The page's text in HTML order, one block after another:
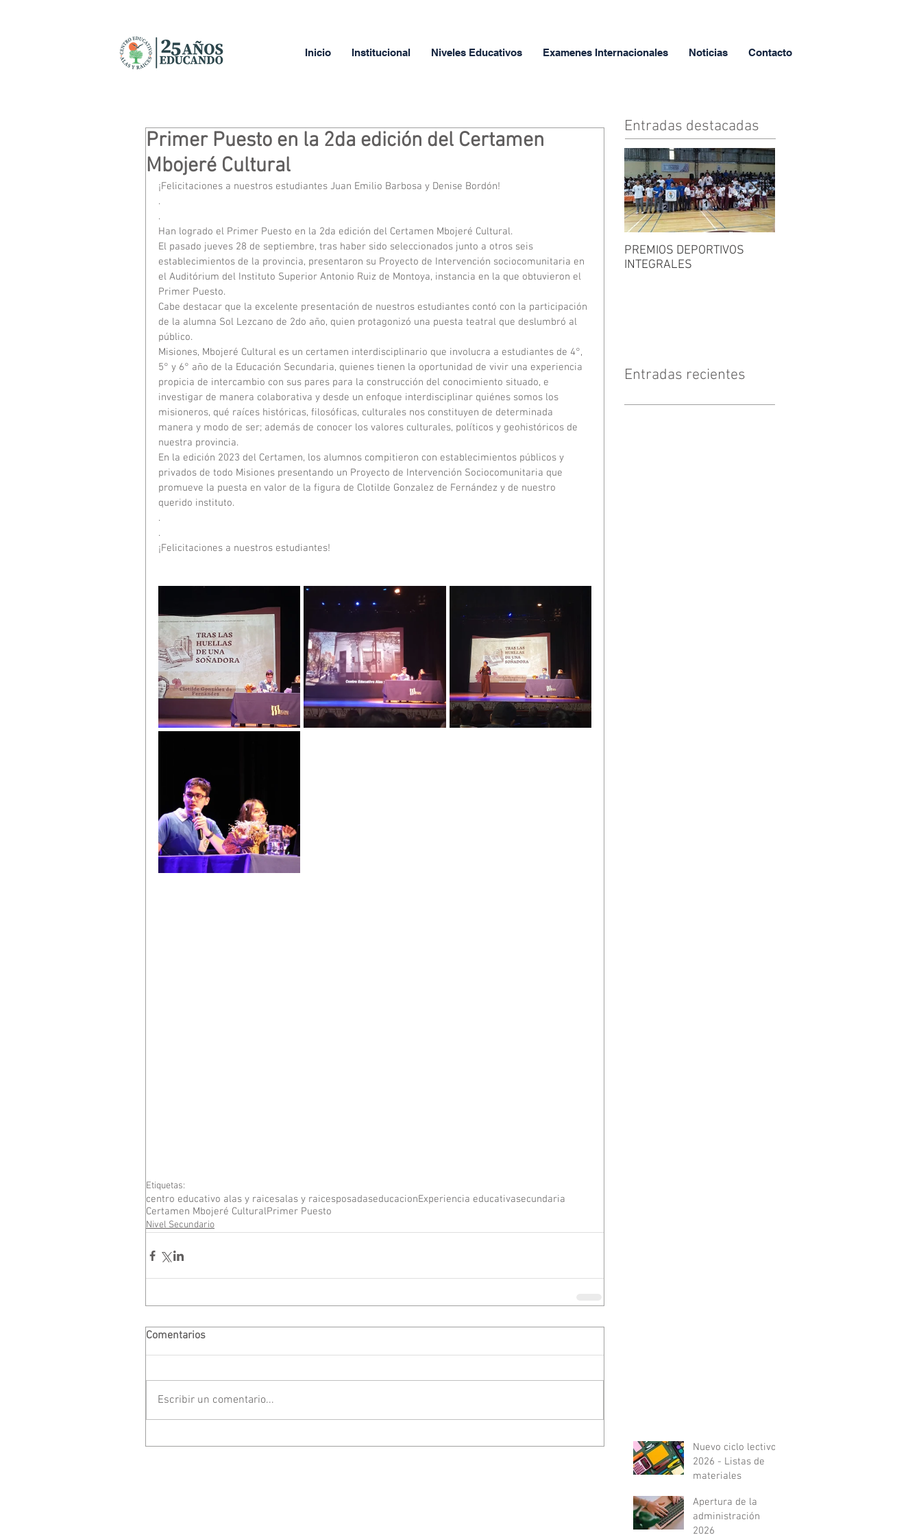
Inicio Institucional Niveles Educativos Examenes Internacionales Noticias Contacto
Primer Puesto en la 2da edición del Certamen
Mbojeré Cultural
¡Felicitaciones a nuestros estudiantes Juan Emilio Barbosa y Denise Bordón!
.
.
Han logrado el Primer Puesto en la 2da edición del Certamen Mbojeré Cultural.
El pasado jueves 28 de septiembre, tras haber sido seleccionados junto a otros seis
establecimientos de la provincia, presentaron su Proyecto de Intervención sociocomunitaria en
el Auditórium del Instituto Superior Antonio Ruiz de Montoya, instancia en la que obtuvieron el
Primer Puesto.
Cabe destacar que la excelente presentación de nuestros estudiantes contó con la participación
de la alumna Sol Lezcano de 2do año, quien protagonizó una puesta teatral que deslumbró al
público.
Misiones, Mbojeré Cultural es un certamen interdisciplinario que involucra a estudiantes de 4°,
5° y 6° año de la Educación Secundaria, quienes tienen la oportunidad de vivir una experiencia
propicia de intercambio con sus pares para la construcción del conocimiento situado, e
investigar de manera colaborativa y desde un enfoque interdisciplinar quiénes somos los
misioneros, qué raíces históricas, filosóficas, culturales nos constituyen de determinada
manera y modo de ser; además de conocer los valores culturales, políticos y geohistóricos de
nuestra provincia.
En la edición 2023 del Certamen, los alumnos compitieron con establecimientos públicos y
privados de todo Misiones presentando un Proyecto de Intervención Sociocomunitaria que
promueve la puesta en valor de la figura de Clotilde Gonzalez de Fernández y de nuestro
querido instituto.
.
.
¡Felicitaciones a nuestros estudiantes!
Etiquetas:
centro educativo alas y raicesalas y raicesposadaseducacionExperiencia educativasecundaria
Certamen Mbojeré CulturalPrimer Puesto
Nivel Secundario
Comentarios
Escribir un comentario...
Entradas destacadas
PREMIOS DEPORTIVOS
INTEGRALES
Entradas recientes
Nuevo ciclo lectivo
2026 - Listas de
materiales
Apertura de la
administración
2026